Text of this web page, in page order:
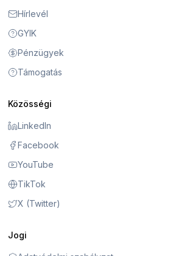
Hírlevél
GYIK
Pénzügyek
Támogatás
Közösségi
LinkedIn
Facebook
YouTube
TikTok
X (Twitter)
Jogi